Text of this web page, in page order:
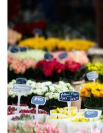
Alle steden
Phoenix